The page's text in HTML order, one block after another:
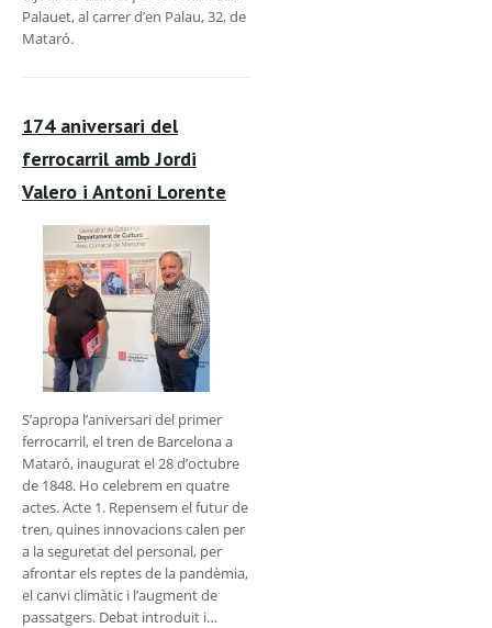
Palauet, al carrer d’en Palau, 32, de
Mataró.
174 aniversari del
ferrocarril amb Jordi
Valero i Antoni Lorente
S’apropa l’aniversari del primer
ferrocarril, el tren de Barcelona a
Mataró, inaugurat el 28 d’octubre
de 1848. Ho celebrem en quatre
actes. Acte 1. Repensem el futur de
tren, quines innovacions calen per
a la seguretat del personal, per
afrontar els reptes de la pandèmia,
el canvi climàtic i l’augment de
passatgers. Debat introduit i…